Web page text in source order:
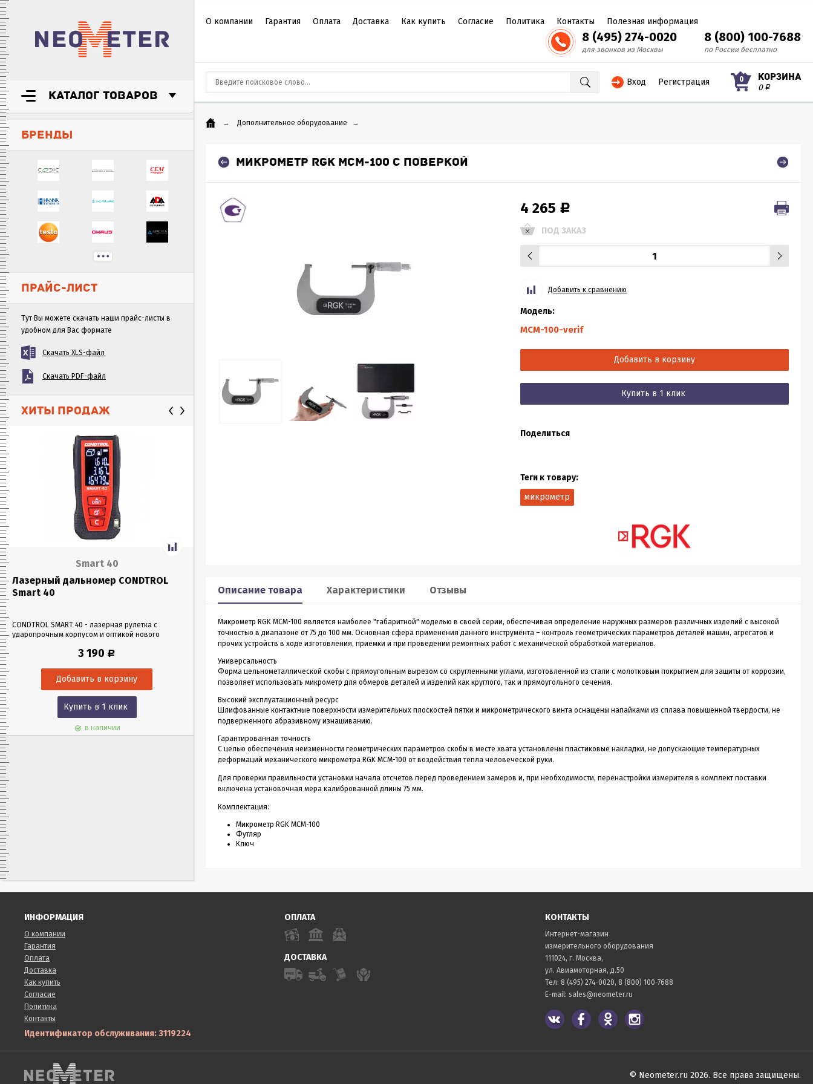
КАТАЛОГ ТОВАРОВ
БРЕНДЫ
ПРАЙС-ЛИСТ
Тут Вы можете скачать наши прайс-листы в
удобном для Вас формате
Скачать XLS-файл
Скачать PDF-файл
ХИТЫ ПРОДАЖ
Smart 40
Лазерный дальномер CONDTROL
Smart 40
CONDTROL SMART 40 - лазерная рулетка с
ударопрочным корпусом и оптикой нового
в любых условиях освещения. Позволяет
помещениях на расстоянии до 40 м.
3 190 Р
Купить в 1 клик
в наличии
Smart 60
CONDTROL SMART 60 – лазерный дальномер, в
эргономичном ударопрочном корпусе.
Лазерная рулетка работает на расстоянии от
измерения – всего 1,5 мм
Купить в 1 клик
в наличии
CONDTROL XP2
Лазерный дальномер CONDTROL XP2 – это
старшая модель дальномера XP1. Диапазон
измерений до 70 метров, точность 1,5 мм.
измерение площади стен и функцией
измерения угла наклона, которая на основании
Купить в 1 клик
CONDTROL Sputnik 30 – сверхкомпактная
лазерная рулетка для измерения расстояния до
30 метров. Эргономичный корпус с большой
измерения не превышает 2 мм. Встроенный
аккумулятор. Зарядка через кабель micro-USB
Купить в 1 клик
О компании Гарантия Оплата Доставка Как купить Согласие Политика Контакты Полезная информация
8 (495) 274-0020
для звонков из Москвы
8 (800) 100-7688
по России бесплатно
Вход Регистрация 0 КОРЗИНА
0 Р
→ Дополнительное оборудование →
МИКРОМЕТР RGK MCM-100 С ПОВЕРКОЙ
4 265 Р
ПОД ЗАКАЗ
Добавить к сравнению
Модель:
MCM-100-verif
Добавить в корзину
Купить в 1 клик
Поделиться
Теги к товару:
микрометр
Описание товара Характеристики Отзывы
Микрометр RGK MCM-100 является наиболее "габаритной" моделью в своей серии, обеспечивая определение наружных размеров различных изделий с высокой
точностью в диапазоне от 75 до 100 мм. Основная сфера применения данного инструмента – контроль геометрических параметров деталей машин, агрегатов и
прочих устройств в ходе изготовления, приемки и при проведении ремонтных работ с механической обработкой материалов.
Универсальность
Форма цельнометаллической скобы с прямоугольным вырезом со скругленными углами, изготовленной из стали с молотковым покрытием для защиты от коррозии,
позволяет использовать микрометр для обмеров деталей и изделий как круглого, так и прямоугольного сечения.
Высокий эксплуатационный ресурс
Шлифованные контактные поверхности измерительных плоскостей пятки и микрометрического винта оснащены напайками из сплава повышенной твердости, не
подверженного абразивному изнашиванию.
Гарантированная точность
С целью обеспечения неизменности геометрических параметров скобы в месте хвата установлены пластиковые накладки, не допускающие температурных
деформаций механического микрометра RGK MCM-100 от воздействия тепла человеческой руки.
Для проверки правильности установки начала отсчетов перед проведением замеров и, при необходимости, перенастройки измерителя в комплект поставки
включена установочная мера калиброванной длины 75 мм.
Комплектация:
Микрометр RGK MCM-100
Футляр
Ключ
ИНФОРМАЦИЯ
О компании
Гарантия
Оплата
Доставка
Как купить
Согласие
Политика
Контакты
ОПЛАТА
ДОСТАВКА
КОНТАКТЫ
Интернет-магазин
измерительного оборудования
111024, г. Москва,
ул. Авиамоторная, д.50
Тел: 8 (495) 274-0020, 8 (800) 100-7688
E-mail: sales@neometer.ru
Идентификатор обслуживания: 3119224
© Neometer.ru 2026. Все права защищены.